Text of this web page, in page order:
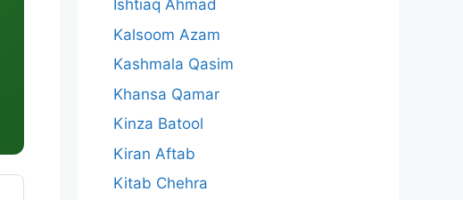
Ishtiaq Ahmad
Kalsoom Azam
Kashmala Qasim
Khansa Qamar
Kinza Batool
Kiran Aftab
Kitab Chehra